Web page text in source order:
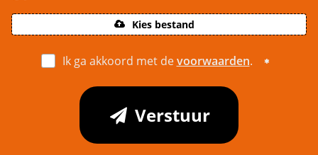
Kies bestand
Ik ga akkoord met devoorwaarden.
Verstuur